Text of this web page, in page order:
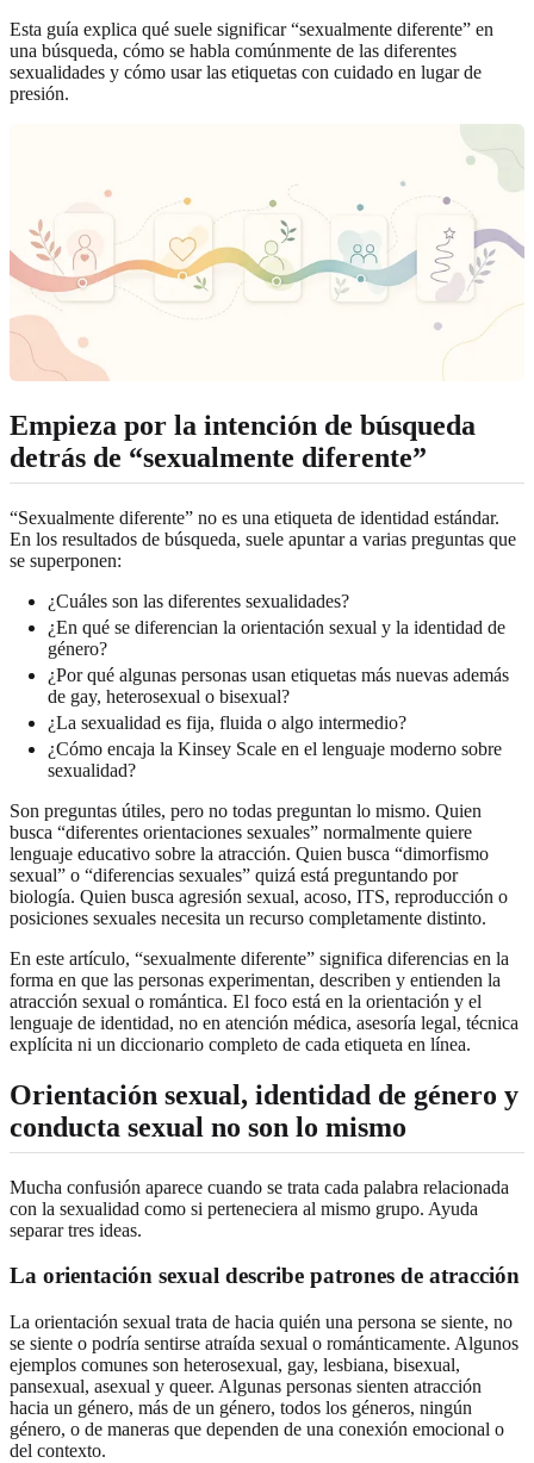
Esta guía explica qué suele significar “sexualmente diferente” en
una búsqueda, cómo se habla comúnmente de las diferentes
sexualidades y cómo usar las etiquetas con cuidado en lugar de
presión.
Empieza por la intención de búsqueda
detrás de “sexualmente diferente”
“Sexualmente diferente” no es una etiqueta de identidad estándar.
En los resultados de búsqueda, suele apuntar a varias preguntas que
se superponen:
¿Cuáles son las diferentes sexualidades?
¿En qué se diferencian la orientación sexual y la identidad de
género?
¿Por qué algunas personas usan etiquetas más nuevas además
de gay, heterosexual o bisexual?
¿La sexualidad es fija, fluida o algo intermedio?
¿Cómo encaja la Kinsey Scale en el lenguaje moderno sobre
sexualidad?
Son preguntas útiles, pero no todas preguntan lo mismo. Quien
busca “diferentes orientaciones sexuales” normalmente quiere
lenguaje educativo sobre la atracción. Quien busca “dimorfismo
sexual” o “diferencias sexuales” quizá está preguntando por
biología. Quien busca agresión sexual, acoso, ITS, reproducción o
posiciones sexuales necesita un recurso completamente distinto.
En este artículo, “sexualmente diferente” significa diferencias en la
forma en que las personas experimentan, describen y entienden la
atracción sexual o romántica. El foco está en la orientación y el
lenguaje de identidad, no en atención médica, asesoría legal, técnica
explícita ni un diccionario completo de cada etiqueta en línea.
Orientación sexual, identidad de género y
conducta sexual no son lo mismo
Mucha confusión aparece cuando se trata cada palabra relacionada
con la sexualidad como si perteneciera al mismo grupo. Ayuda
separar tres ideas.
La orientación sexual describe patrones de atracción
La orientación sexual trata de hacia quién una persona se siente, no
se siente o podría sentirse atraída sexual o románticamente. Algunos
ejemplos comunes son heterosexual, gay, lesbiana, bisexual,
pansexual, asexual y queer. Algunas personas sienten atracción
hacia un género, más de un género, todos los géneros, ningún
género, o de maneras que dependen de una conexión emocional o
del contexto.